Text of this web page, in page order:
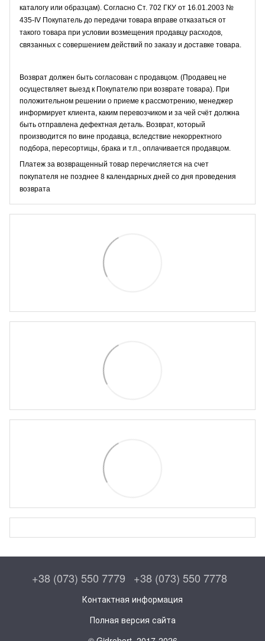
каталогу или образцам). Согласно Ст. 702 ГКУ от 16.01.2003 №
435-IV Покупатель до передачи товара вправе отказаться от
такого товара при условии возмещения продавцу расходов,
связанных с совершением действий по заказу и доставке товара.
Возврат должен быть согласован с продавцом. (Продавец не
осуществляет выезд к Покупателю при возврате товара). При
положительном решении о приеме к рассмотрению, менеджер
информирует клиента, каким перевозчиком и за чей счёт должна
быть отправлена дефектная деталь. Возврат, который
производится по вине продавца, вследствие некорректного
подбора, пересортицы, брака и т.п., оплачивается продавцом.
Платеж за возвращенный товар перечисляется на счет
покупателя не позднее 8 календарных дней со дня проведения
возврата
+38 (073) 550 7779 +38 (073) 550 7778
Контактная информация
Полная версия сайта